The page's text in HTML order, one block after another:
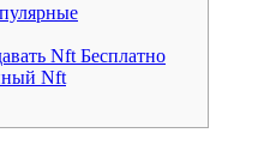
Nft Бесплатно
Nft